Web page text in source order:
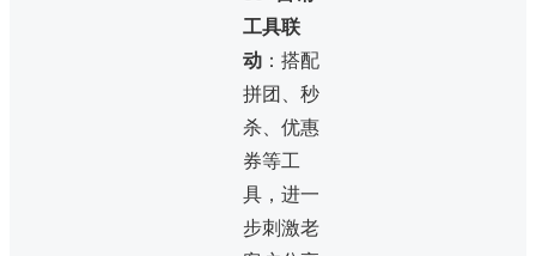
工具联
动 ：搭配
拼团、秒
杀、优惠
券等工
具，进一
步刺激老